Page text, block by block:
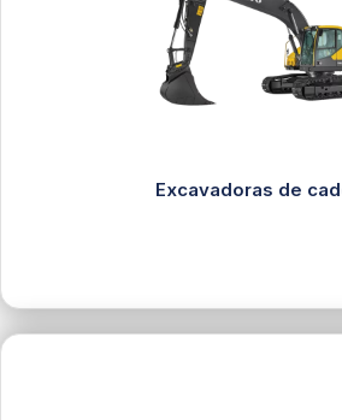
Excavadoras de